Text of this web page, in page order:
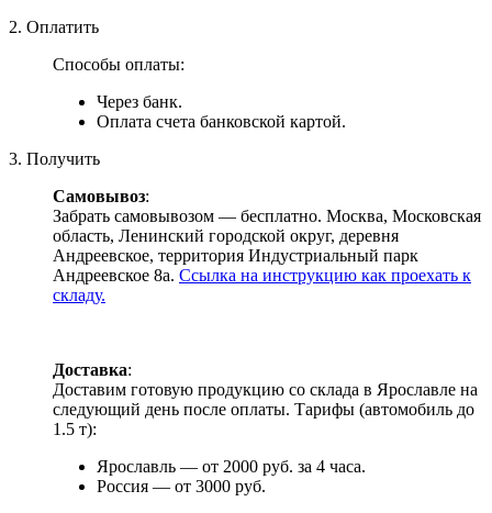
2. Оплатить
Способы оплаты:
Через банк.
Оплата счета банковской картой.
3. Получить
Самовывоз:
Забрать самовывозом — бесплатно. Москва, Московская
область, Ленинский городской округ, деревня
Андреевское, территория Индустриальный парк
Андреевское 8а. Ссылка на инструкцию как проехать к
складу.
Доставка:
Доставим готовую продукцию со склада в Ярославле на
следующий день после оплаты. Тарифы (автомобиль до
1.5 т):
Ярославль — от 2000 руб. за 4 часа.
Россия — от 3000 руб.